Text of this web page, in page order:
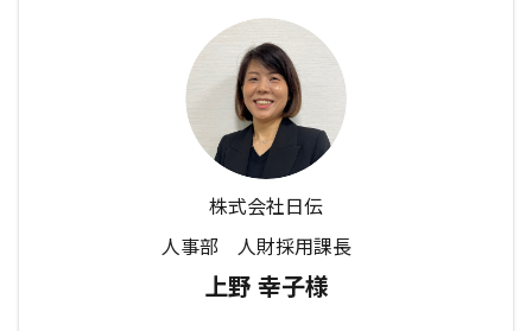
株式会社日伝
人事部 人財採用課長
上野 幸子様